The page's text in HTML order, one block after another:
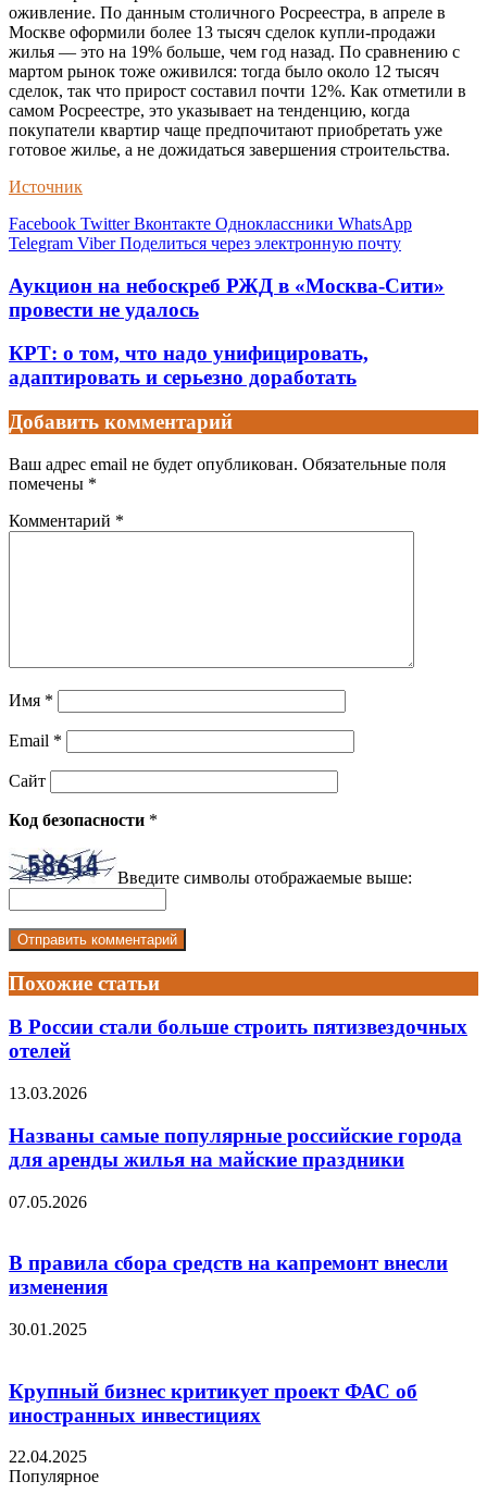
оживление. По данным столичного Росреестра, в апреле в
Москве оформили более 13 тысяч сделок купли-продажи
жилья — это на 19% больше, чем год назад. По сравнению с
мартом рынок тоже оживился: тогда было около 12 тысяч
сделок, так что прирост составил почти 12%. Как отметили в
самом Росреестре, это указывает на тенденцию, когда
покупатели квартир чаще предпочитают приобретать уже
готовое жилье, а не дожидаться завершения строительства.
Источник
Facebook Twitter Вконтакте Одноклассники WhatsApp
Telegram Viber Поделиться через электронную почту
Аукцион на небоскреб РЖД в «Москва-Сити»
провести не удалось
КРТ: о том, что надо унифицировать,
адаптировать и серьезно доработать
Добавить комментарий
Ваш адрес email не будет опубликован. Обязательные поля
помечены *
Комментарий *
Имя *
Email *
Сайт
Код безопасности *
Введите символы отображаемые выше:
Похожие статьи
В России стали больше строить пятизвездочных
отелей
13.03.2026
Названы самые популярные российские города
для аренды жилья на майские праздники
07.05.2026
В правила сбора средств на капремонт внесли
изменения
30.01.2025
Крупный бизнес критикует проект ФАС об
иностранных инвестициях
22.04.2025
Популярное